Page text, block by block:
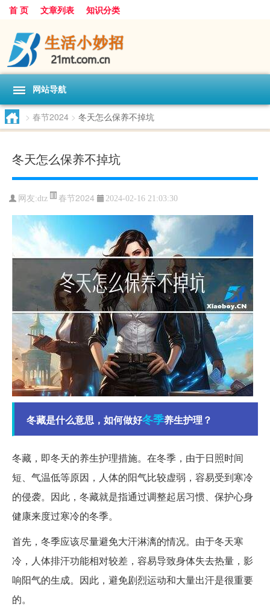
首 页 文章列表 知识分类
网站导航
> 春节2024 > 冬天怎么保养不掉坑
冬天怎么保养不掉坑
网友:dtz 春节2024 2024-02-16 21:03:30
冬藏是什么意思，如何做好冬季养生护理？
冬藏，即冬天的养生护理措施。在冬季，由于日照时间
短、气温低等原因，人体的阳气比较虚弱，容易受到寒冷
的侵袭。因此，冬藏就是指通过调整起居习惯、保护心身
健康来度过寒冷的冬季。
首先，冬季应该尽量避免大汗淋漓的情况。由于冬天寒
冷，人体排汗功能相对较差，容易导致身体失去热量，影
响阳气的生成。因此，避免剧烈运动和大量出汗是很重要
的。